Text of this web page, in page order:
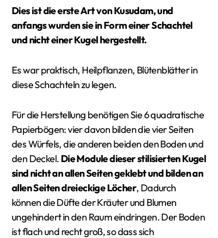
Dies ist die erste Art von Kusudam, und
anfangs wurden sie in Form einer Schachtel
und nicht einer Kugel hergestellt.
Es war praktisch, Heilpflanzen, Blütenblätter in
diese Schachteln zu legen.
Für die Herstellung benötigen Sie 6 quadratische
Papierbögen: vier davon bilden die vier Seiten
des Würfels, die anderen beiden den Boden und
den Deckel. Die Module dieser stilisierten Kugel
sind nicht an allen Seiten geklebt und bilden an
allen Seiten dreieckige Löcher, Dadurch
können die Düfte der Kräuter und Blumen
ungehindert in den Raum eindringen. Der Boden
ist flach und recht groß, so dass sich